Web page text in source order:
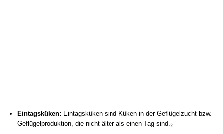
Eintagsküken: Eintagsküken sind Küken in der Geflügelzucht bzw.
Geflügelproduktion, die nicht älter als einen Tag sind.₂